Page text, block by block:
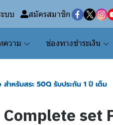
บบ สมัครสมาชิก
ความ ช่องทางชำระเงิน
ำหรับสระ 50Q รับประกัน 1 ปี เต็ม
Complete set